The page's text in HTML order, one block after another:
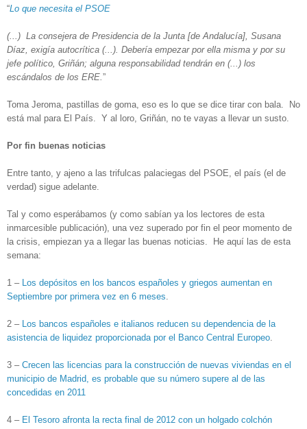
“Lo que necesita el PSOE
(...) La consejera de Presidencia de la Junta [de Andalucía], Susana
Díaz, exigía autocrítica (...). Debería empezar por ella misma y por su
jefe político, Griñán; alguna responsabilidad tendrán en (...) los
escándalos de los ERE.”
Toma Jeroma, pastillas de goma, eso es lo que se dice tirar con bala. No
está mal para El País. Y al loro, Griñán, no te vayas a llevar un susto.
Por fin buenas noticias
Entre tanto, y ajeno a las trifulcas palaciegas del PSOE, el país (el de
verdad) sigue adelante.
Tal y como esperábamos (y como sabían ya los lectores de esta
inmarcesible publicación), una vez superado por fin el peor momento de
la crisis, empiezan ya a llegar las buenas noticias. He aquí las de esta
semana:
1 – Los depósitos en los bancos españoles y griegos aumentan en
Septiembre por primera vez en 6 meses.
2 – Los bancos españoles e italianos reducen su dependencia de la
asistencia de liquidez proporcionada por el Banco Central Europeo.
3 – Crecen las licencias para la construcción de nuevas viviendas en el
municipio de Madrid, es probable que su número supere al de las
concedidas en 2011
4 – El Tesoro afronta la recta final de 2012 con un holgado colchón